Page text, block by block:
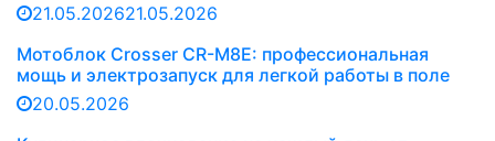
21.05.202621.05.2026
Мотоблок Crosser CR-M8E: профессиональная
мощь и электрозапуск для легкой работы в поле
20.05.2026